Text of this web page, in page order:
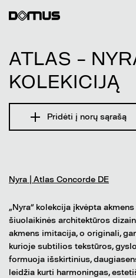
ATLAS –
KOLEKICIJĄ
Pridėti į norų sąrašą
Nyra | Atlas Concorde DE
„Nyra“ kolekcija įkvėpta
šiuolaikinės architektūros
akmens imitacija, o originali,
kurioje subtilios tekstūros,
formuoja išskirtinius,
leidžia kurti harmoningas,